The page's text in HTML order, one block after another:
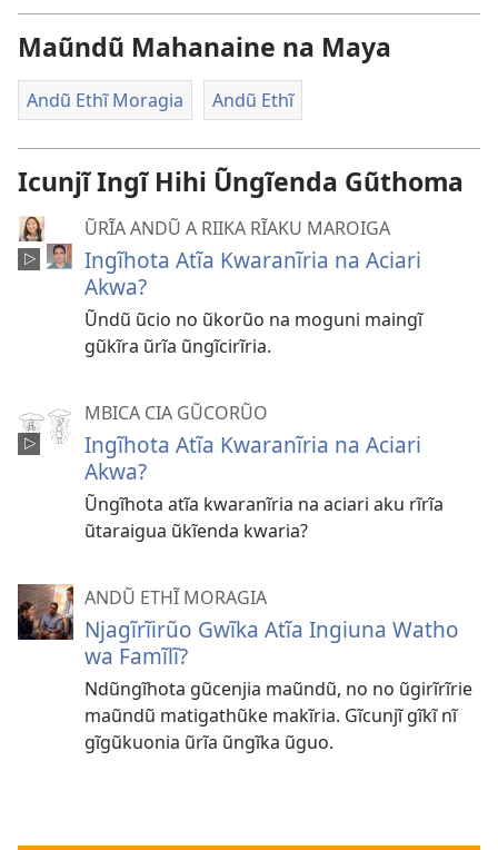
Maũndũ Mahanaine na Maya
Andũ Ethĩ Moragia Andũ Ethĩ
Icunjĩ Ingĩ Hihi Ũngĩenda Gũthoma
ŨRĨA ANDŨ A RIIKA RĨAKU MAROIGA
Ingĩhota Atĩa Kwaranĩria na Aciari
Akwa?
Ũndũ ũcio no ũkorũo na moguni maingĩ
gũkĩra ũrĩa ũngĩcirĩria.
MBICA CIA GŨCORŨO
Ingĩhota Atĩa Kwaranĩria na Aciari
Akwa?
Ũngĩhota atĩa kwaranĩria na aciari aku rĩrĩa
ũtaraigua ũkĩenda kwaria?
ANDŨ ETHĨ MORAGIA
Njagĩrĩirũo Gwĩka Atĩa Ingiuna Watho
wa Famĩlĩ?
Ndũngĩhota gũcenjia maũndũ, no no ũgirĩrĩrie
maũndũ matigathũke makĩria. Gĩcunjĩ gĩkĩ nĩ
gĩgũkuonia ũrĩa ũngĩka ũguo.